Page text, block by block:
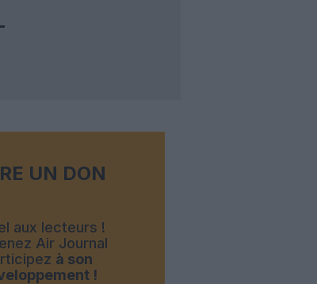
UN DON
aux lecteurs !
Air Journal
à son
!